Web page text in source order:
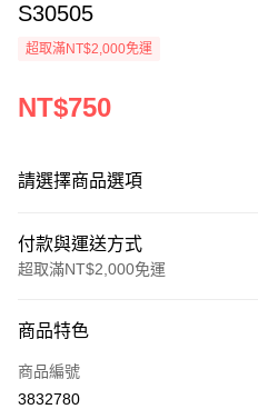
S30505
超取滿NT$2,000免運
NT$750
請選擇商品選項
付款與運送方式
超取滿NT$2,000免運
信用卡一次付款
超商取貨付款
商品特色
商品編號
3832780